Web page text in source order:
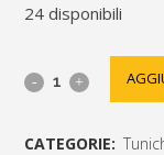
24 disponibili
Tunichetta
CATEGORIE: